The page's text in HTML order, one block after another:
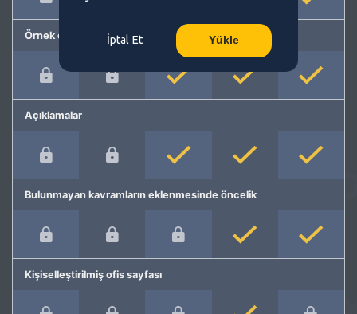
Örnek cümleler
Açıklamalar
Bulunmayan kavramların eklenmesinde öncelik
Kişiselleştirilmiş ofis sayfası
İptal Et Yükle